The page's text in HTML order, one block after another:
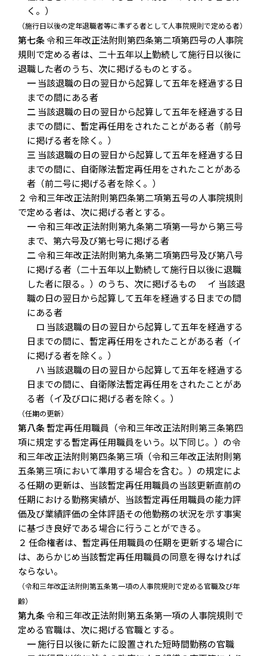
く。）
（施行日以後の定年退職者等に準ずる者として人事院規則で定める者）
第七条令和三年改正法附則第四条第二項第四号の人事院
規則で定める者は、二十五年以上勤続して施行日以後に
退職した者のうち、次に掲げるものとする。
一 当該退職の日の翌日から起算して五年を経過する日
までの間にある者
二 当該退職の日の翌日から起算して五年を経過する日
までの間に、暫定再任用をされたことがある者（前号
に掲げる者を除く。）
三 当該退職の日の翌日から起算して五年を経過する日
までの間に、自衛隊法暫定再任用をされたことがある
者（前二号に掲げる者を除く。）
２ 令和三年改正法附則第四条第二項第五号の人事院規則
で定める者は、次に掲げる者とする。
一令和三年改正法附則第九条第二項第一号から第三号
まで、第六号及び第七号に掲げる者
二令和三年改正法附則第九条第二項第四号及び第八号
に掲げる者（二十五年以上勤続して施行日以後に退職
した者に限る。）のうち、次に掲げるもの イ 当該退
職の日の翌日から起算して五年を経過する日までの間
にある者
ロ 当該退職の日の翌日から起算して五年を経過する
日までの間に、暫定再任用をされたことがある者（イ
に掲げる者を除く。）
ハ 当該退職の日の翌日から起算して五年を経過する
日までの間に、自衛隊法暫定再任用をされたことがあ
る者（イ及びロに掲げる者を除く。）
（任期の更新）
第八条暫定再任用職員（令和三年改正法附則第三条第四
項に規定する暫定再任用職員をいう。以下同じ。）の令
和三年改正法附則第四条第三項（令和三年改正法附則第
五条第三項において準用する場合を含む。）の規定によ
る任期の更新は、当該暫定再任用職員の当該更新直前の
任期における勤務実績が、当該暫定再任用職員の能力評
価及び業績評価の全体評語その他勤務の状況を示す事実
に基づき良好である場合に行うことができる。
２ 任命権者は、暫定再任用職員の任期を更新する場合に
は、あらかじめ当該暫定再任用職員の同意を得なければ
ならない。
（令和三年改正法附則第五条第一項の人事院規則で定める官職及び年
齢）
第九条令和三年改正法附則第五条第一項の人事院規則で
定める官職は、次に掲げる官職とする。
一施行日以後に新たに設置された短時間勤務の官職